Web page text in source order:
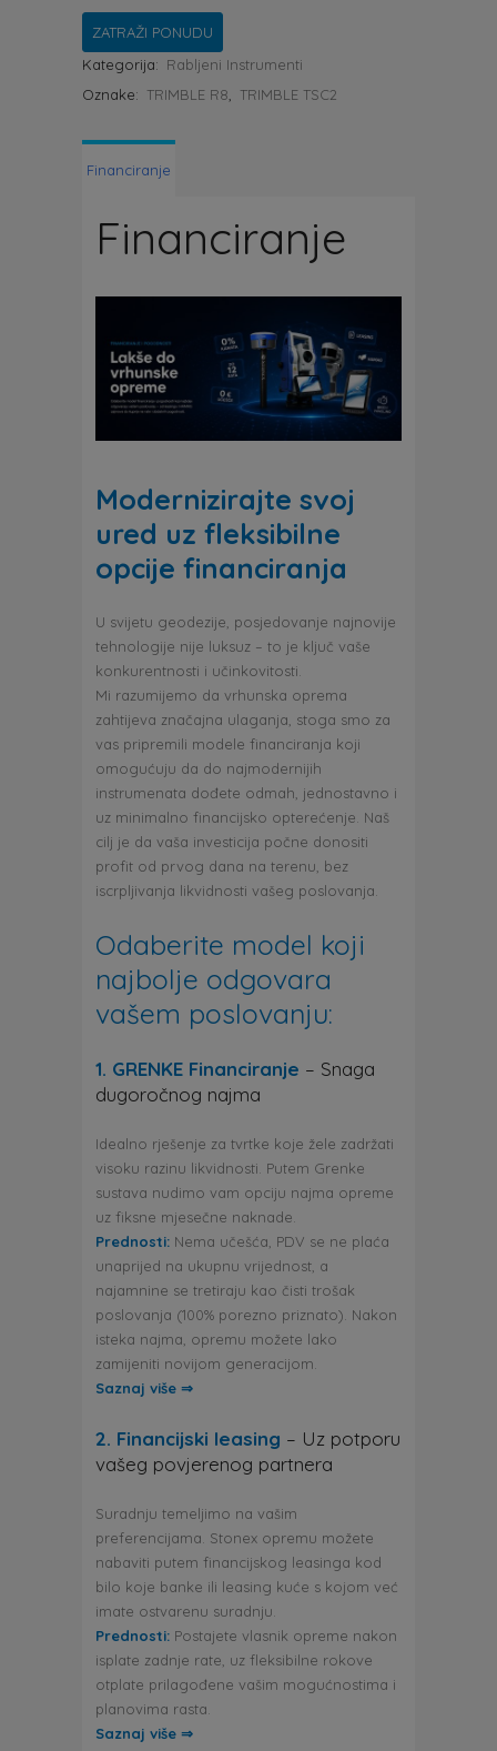
ZATRAŽI PONUDU
Kategorija: Rabljeni Instrumenti
Oznake: TRIMBLE R8 TRIMBLE TSC2
Financiranje
Financiranje
Modernizirajte svoj
ured uz fleksibilne
opcije financiranja
U svijetu geodezije, posjedovanje najnovije
tehnologije nije luksuz – to je ključ vaše
konkurentnosti i učinkovitosti.
Mi razumijemo da vrhunska oprema
zahtijeva značajna ulaganja, stoga smo za
vas pripremili modele financiranja koji
omogućuju da do najmodernijih
instrumenata dođete odmah, jednostavno i
uz minimalno financijsko opterećenje. Naš
cilj je da vaša investicija počne donositi
profit od prvog dana na terenu, bez
iscrpljivanja likvidnosti vašeg poslovanja.
Odaberite model koji
najbolje odgovara
vašem poslovanju:
1. GRENKE Financiranje – Snaga
dugoročnog najma
Idealno rješenje za tvrtke koje žele zadržati
visoku razinu likvidnosti. Putem Grenke
sustava nudimo vam opciju najma opreme
uz fiksne mjesečne naknade.
Prednosti: Nema učešća, PDV se ne plaća
unaprijed na ukupnu vrijednost, a
najamnine se tretiraju kao čisti trošak
poslovanja (100% porezno priznato). Nakon
isteka najma, opremu možete lako
zamijeniti novijom generacijom.
Saznaj više ⇒
2. Financijski leasing – Uz potporu
vašeg povjerenog partnera
Suradnju temeljimo na vašim
preferencijama. Stonex opremu možete
nabaviti putem financijskog leasinga kod
bilo koje banke ili leasing kuće s kojom već
imate ostvarenu suradnju.
Prednosti: Postajete vlasnik opreme nakon
isplate zadnje rate, uz fleksibilne rokove
otplate prilagođene vašim mogućnostima i
planovima rasta.
Saznaj više ⇒